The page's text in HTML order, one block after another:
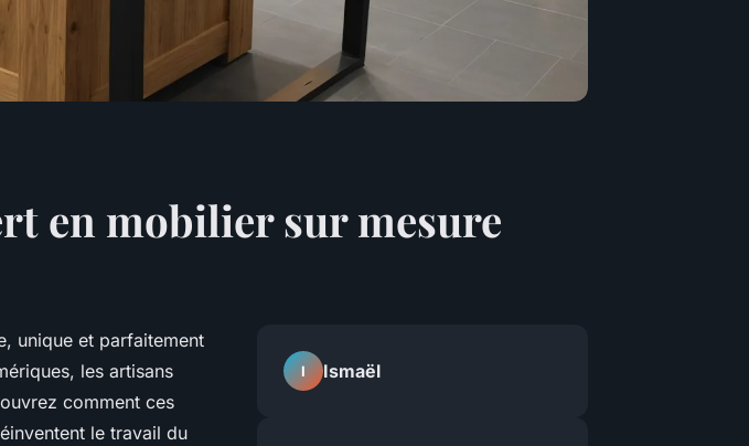
en mobilier sur mesure
unique et parfaitement
les artisans
comment ces
le travail du
I Ismaël